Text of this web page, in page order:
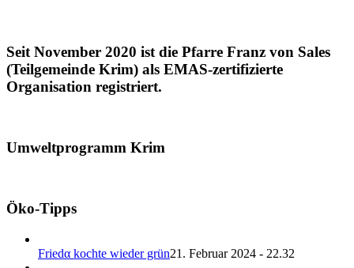
Seit November 2020 ist die Pfarre Franz von Sales
(Teilgemeinde Krim) als EMAS-zertifizierte
Organisation registriert.
Umweltprogramm Krim
Öko-Tipps
Friedα kochte wieder grün21. Februar 2024 - 22.32